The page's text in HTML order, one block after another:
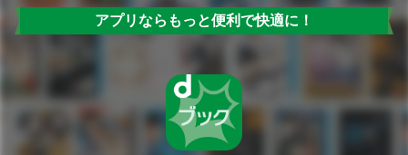
アプリならもっと便利で快適に！